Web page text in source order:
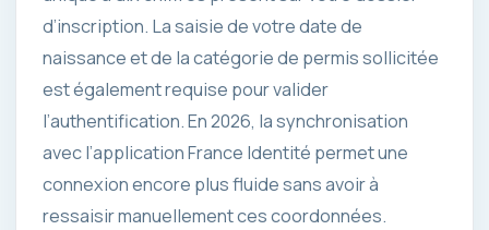
d’inscription. La saisie de votre date de
naissance et de la catégorie de permis sollicitée
est également requise pour valider
l’authentification. En 2026, la synchronisation
avec l’application France Identité permet une
connexion encore plus fluide sans avoir à
ressaisir manuellement ces coordonnées.